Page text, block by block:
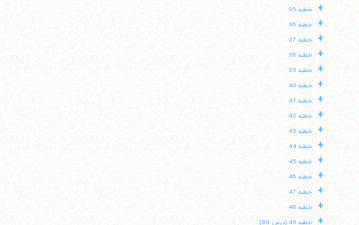
+ خطبه 35
+ خطبه 36
+ خطبه 37
+ خطبه 38
+ خطبه 39
+ خطبه 40
+ خطبه 41
+ خطبه 42
+ خطبه 43
+ خطبه 44
+ خطبه 45
+ خطبه 46
+ خطبه 47
+ خطبه 48
+ خطبه 49 (درس 88)